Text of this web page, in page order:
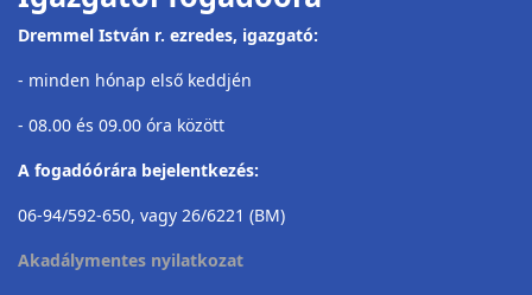
Dremmel István r. ezredes, igazgató:
- minden hónap első keddjén
- 08.00 és 09.00 óra között
A fogadóórára bejelentkezés:
06-94/592-650, vagy 26/6221 (BM)
Akadálymentes nyilatkozat